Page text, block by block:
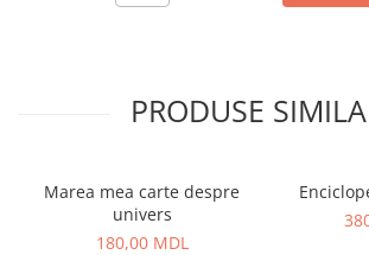
PRODUSE
Marea mea carte despre
univers
180,00 MDL